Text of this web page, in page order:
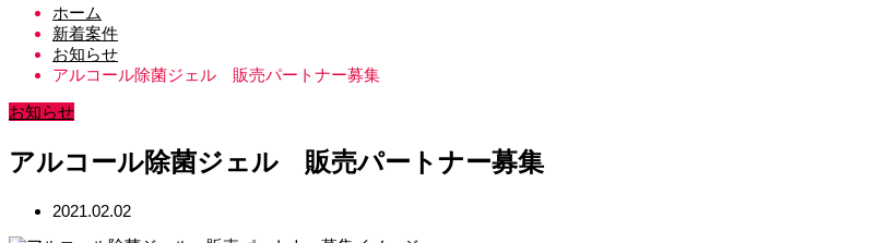
ホーム
新着案件
お知らせ
アルコール除菌ジェル 販売パートナー募集
お知らせ
アルコール除菌ジェル 販売パートナー募集
2021.02.02